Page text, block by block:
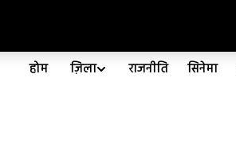
होम ज़िला राजनीति सिनेमा